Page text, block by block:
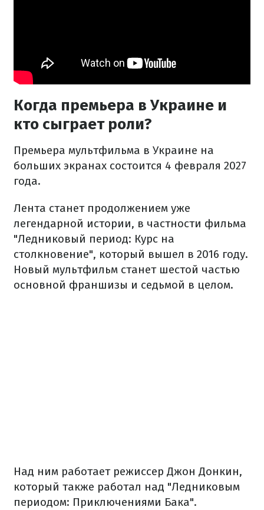
Когда премьера в Украине и
кто сыграет роли?
Премьера мультфильма в Украине на
больших экранах состоится 4 февраля 2027
года.
Лента станет продолжением уже
легендарной истории, в частности фильма
"Ледниковый период: Курс на
столкновение", который вышел в 2016 году.
Новый мультфильм станет шестой частью
основной франшизы и седьмой в целом.
Над ним работает режиссер Джон Донкин,
который также работал над "Ледниковым
периодом: Приключениями Бака".